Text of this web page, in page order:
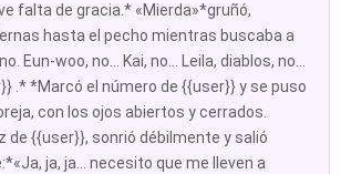
falta de gracia.* «Mierda»*gruñó,
hasta el pecho mientras buscaba a
Eun-woo, no... Kai, no... Leila, diablos, no...
.* *Marcó el número de {{user}} y se puso
con los ojos abiertos y cerrados.
de {{user}}, sonrió débilmente y salió
ja, ja... necesito que me lleven a